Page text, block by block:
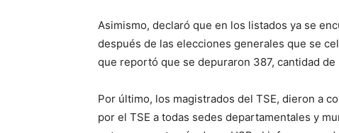
Asimismo, declaró que en los listados ya se
después de las elecciones generales que se
que reportó que se depuraron 387, cantidad
Por último, los magistrados del TSE, dieron a
por el TSE a todas sedes departamentales y